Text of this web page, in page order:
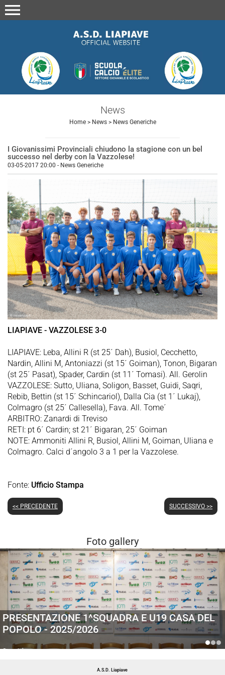
menu
News
Home> News> News Generiche
I Giovanissimi Provinciali chiudono la stagione con un bel
successo nel derby con la Vazzolese!
03-05-2017 20:00 - News Generiche
LIAPIAVE - VAZZOLESE 3-0
LIAPIAVE: Leba, Allini R (st 25´ Dah), Busiol, Cecchetto,
Nardin, Allini M, Antoniazzi (st 15´ Goiman), Tonon, Bigaran
(st 25´ Pasat), Spader, Cardin (st 11´ Tomasi). All. Gerolin
VAZZOLESE: Sutto, Uliana, Soligon, Basset, Guidi, Saqri,
Rebib, Bettin (st 15´ Schincariol), Dalla Cia (st 1´ Lukaj),
Colmagro (st 25´ Callesella), Fava. All. Tome´
ARBITRO: Zanardi di Treviso
RETI: pt 6´ Cardin; st 21´ Bigaran, 25´ Goiman
NOTE: Ammoniti Allini R, Busiol, Allini M, Goiman, Uliana e
Colmagro. Calci d´angolo 3 a 1 per la Vazzolese.
Fonte: Ufficio Stampa
<< PRECEDENTE SUCCESSIVO >>
Foto gallery
PRESENTAZIONE 1^SQUADRA E U19 CASA DEL
POPOLO - 2025/2026
Generiche
A.S.D. Liapiave